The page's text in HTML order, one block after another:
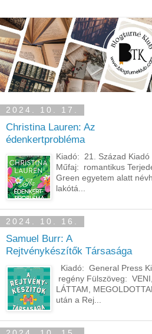
2024. 10. 17.
Christina Lauren: Az
édenkertprobléma
Kiadó: 21. Század
Műfaj: romantikus
Green egyetem alatt
lakótá...
2024. 10. 16.
Samuel Burr: A ​
Rejtvénykészítők Társasága
Kiadó: General Press
regény Fülszöveg:
LÁTTAM,
után a Rej...